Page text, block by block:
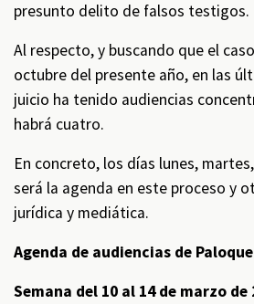
presunto delito de falsos testigos.
Al respecto, y buscando que el
octubre del presente año, en las
juicio ha tenido audiencias
habrá cuatro.
En concreto, los días lunes,
será la agenda en este proceso y
jurídica y mediática.
Agenda de audiencias de
Semana del 10 al 14 de marzo de